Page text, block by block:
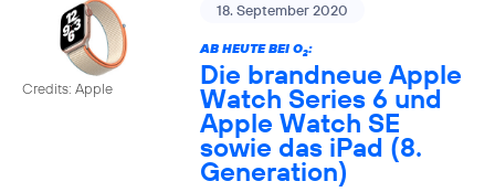
Credits: Apple
18. September 2020
AB HEUTE BEI O2:
Die brandneue Apple
Watch Series 6 und
Apple Watch SE
sowie das iPad (8.
Generation)